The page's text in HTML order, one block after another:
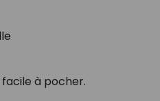
à pocher.